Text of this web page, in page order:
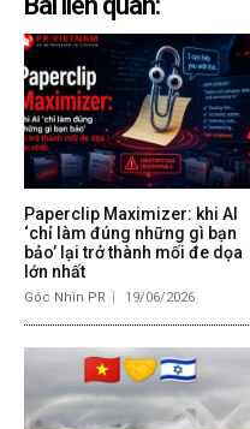
Paperclip Maximizer: khi AI
‘chỉ làm đúng những gì bạn
bảo’ lại trở thành mối đe dọa
lớn nhất
Góc Nhìn PR 19/06/2026